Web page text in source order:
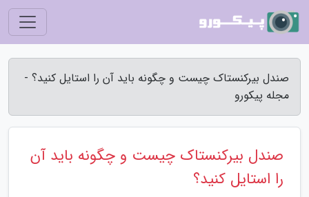
صندل بیرکنستاک چیست و چگونه باید آن را استایل کنید؟ -
مجله پیکورو
صندل بیرکنستاک چیست و چگونه باید آن
را استایل کنید؟